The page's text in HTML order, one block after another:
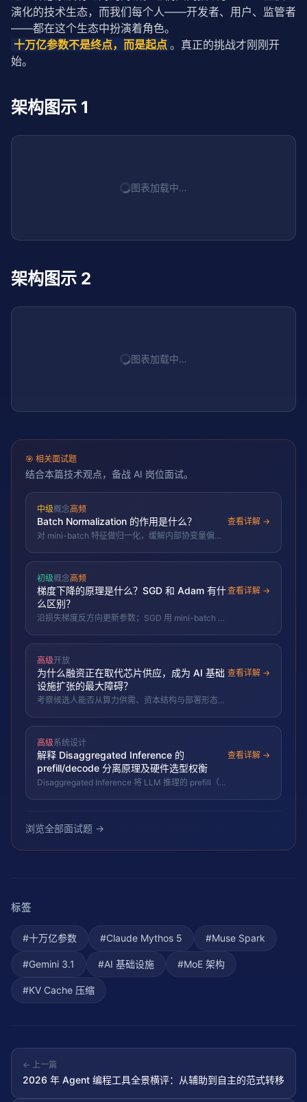
演化的技术生态，而我们每个人——开发者、用户、监管者
——都在这个生态中扮演着角色。
十万亿参数不是终点，而是起点 。真正的挑战才刚刚开
始。
架构图示 1
图表加载中…
架构图示 2
图表加载中…
🎯 相关面试题
结合本篇技术观点，备战 AI 岗位面试。
中级概念高频
Batch Normalization 的作用是什么？
对 mini-batch 特征做归一化，缓解内部协变量偏
查看详解 →
初级概念高频
梯度下降的原理是什么？SGD 和 Adam 有什
么区别？
沿损失梯度反方向更新参数；SGD 用 mini-batch 估
查看详解 →
高级开放
为什么融资正在取代芯片供应，成为 AI 基础
设施扩张的最大障碍？
考察候选人能否从算力供需、资本结构与部署形态三
查看详解 →
高级系统设计
解释 Disaggregated Inference 的
prefill/decode 分离原理及硬件选型权衡
Disaggregated Inference 将 LLM 推理的 prefill（计
（HBM/LPU）。OLIX DX-1 $312M B 轮验证专用
查看详解 →
浏览全部面试题 →
标签
#十万亿参数 #Claude Mythos 5 #Muse Spark
#Gemini 3.1 #AI 基础设施 #MoE 架构
#KV Cache 压缩
← 上一篇
2026 年 Agent 编程工具全景横评：从辅助到自主的范式转移